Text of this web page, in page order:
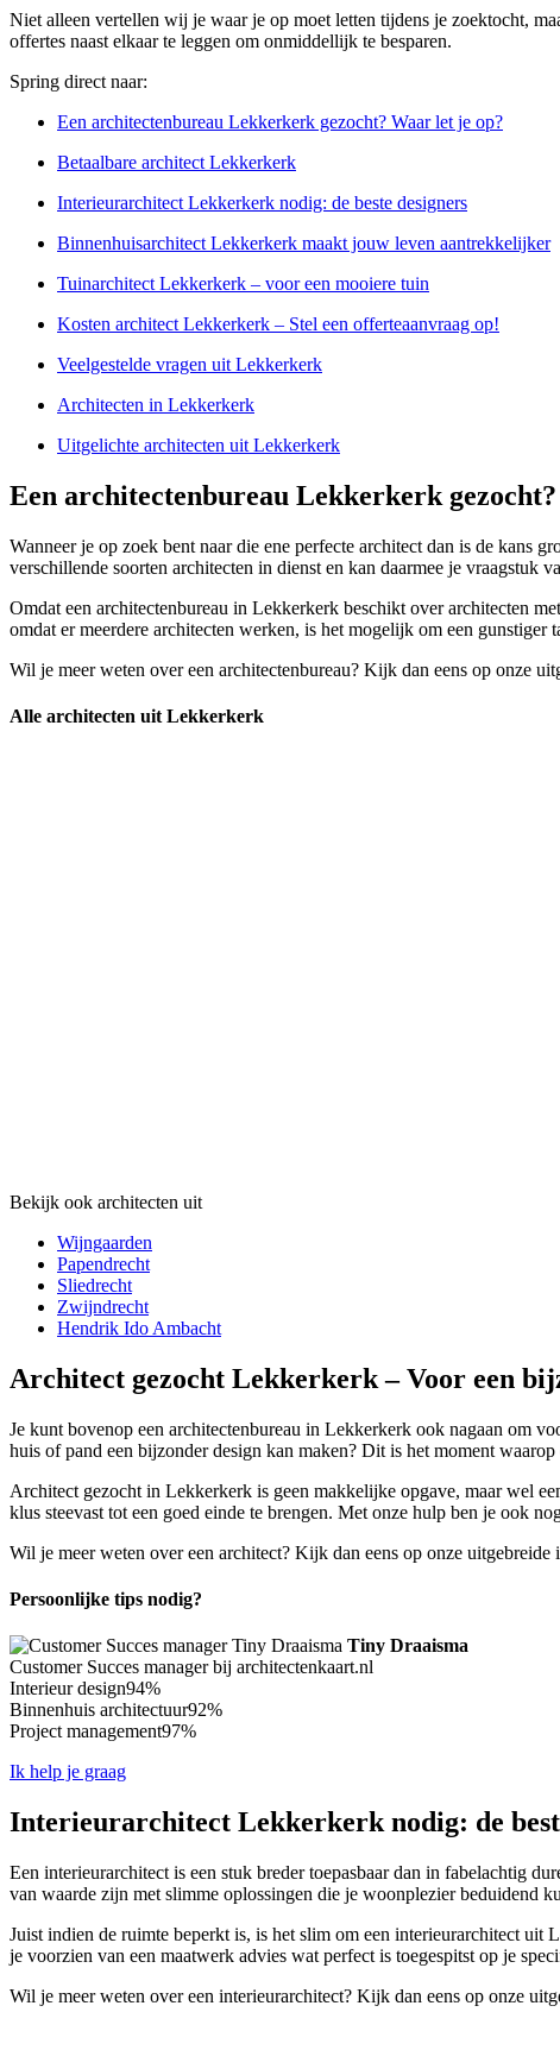
Niet alleen vertellen wij je waar je op moet letten tijdens je zoektocht,
offertes naast elkaar te leggen om onmiddellijk te besparen.
Spring direct naar:
Een architectenbureau Lekkerkerk gezocht? Waar let je op?
Betaalbare architect Lekkerkerk
Interieurarchitect Lekkerkerk nodig: de beste designers
Binnenhuisarchitect Lekkerkerk maakt jouw leven aantrekkelijker
Tuinarchitect Lekkerkerk – voor een mooiere tuin
Kosten architect Lekkerkerk – Stel een offerteaanvraag op!
Veelgestelde vragen uit Lekkerkerk
Architecten in Lekkerkerk
Uitgelichte architecten uit Lekkerkerk
Een architectenbureau Lekkerkerk
Wanneer je op zoek bent naar die ene perfecte architect dan is de kans
verschillende soorten architecten in dienst en kan daarmee je vraagstuk
Omdat een architectenbureau in Lekkerkerk beschikt over architecten
omdat er meerdere architecten werken, is het mogelijk om een gunstiger
Wil je meer weten over een architectenbureau? Kijk dan eens op onze
Alle architecten uit Lekkerkerk
Bekijk ook architecten uit
Wijngaarden
Papendrecht
Sliedrecht
Zwijndrecht
Hendrik Ido Ambacht
Architect gezocht Lekkerkerk – Voor een
Je kunt bovenop een architectenbureau in Lekkerkerk ook nagaan om
huis of pand een bijzonder design kan maken? Dit is het moment
Architect gezocht in Lekkerkerk is geen makkelijke opgave, maar wel
klus steevast tot een goed einde te brengen. Met onze hulp ben je ook
Wil je meer weten over een architect? Kijk dan eens op onze uitgebreide
Persoonlijke tips nodig?
Tiny Draaisma
Customer Succes manager bij architectenkaart.nl
Interieur design94%
Binnenhuis architectuur92%
Project management97%
Ik help je graag
Interieurarchitect Lekkerkerk nodig: de
Een interieurarchitect is een stuk breder toepasbaar dan in fabelachtig
van waarde zijn met slimme oplossingen die je woonplezier beduidend
Juist indien de ruimte beperkt is, is het slim om een interieurarchitect
je voorzien van een maatwerk advies wat perfect is toegespitst op je
Wil je meer weten over een interieurarchitect? Kijk dan eens op onze